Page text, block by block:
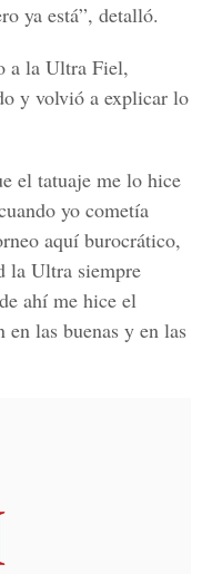
ya está”, detalló.
a la Ultra Fiel,
y volvió a explicar lo
el tatuaje me lo hice
yo cometía
aquí burocrático,
la Ultra siempre
ahí me hice el
las buenas y en las